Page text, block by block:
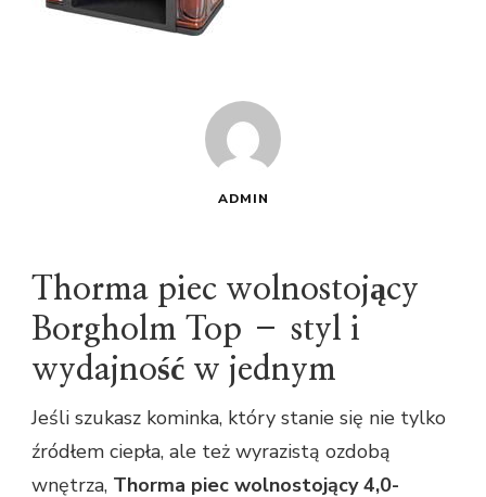
ADMIN
Thorma piec wolnostojący
Borgholm Top – styl i
wydajność w jednym
Jeśli szukasz kominka, który stanie się nie tylko
źródłem ciepła, ale też wyrazistą ozdobą
wnętrza, Thorma piec wolnostojący 4,0-